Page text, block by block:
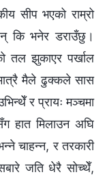
सीप भएको राम्रो
कि भनेर डराउँछु।
तल झुकाएर पर्खाल
मैले ढुक्कले सास
र प्रायः मञ्चमा
हात मिलाउन अघि
चाहन्न, र तरकारी
जति धेरै सोच्थेँ,